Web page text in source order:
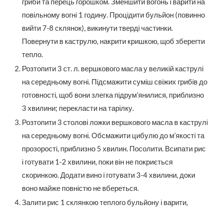
повільному вогні 1 годину. Процідити бульйон (повинно
вийти 7-8 склянок), викинути тверді частинки.
Повернути в каструлю, накрити кришкою, щоб зберегти
тепло.
Розтопити 3 ст. л. вершкового масла у великій каструлі
на середньому вогні. Підсмажити суміш свіжих грибів до
готовності, щоб вони злегка підрум’янилися, приблизно
3 хвилини; перекласти на тарілку.
Розтопити 3 столові ложки вершкового масла в каструлі
на середньому вогні. Обсмажити цибулю до м’якості та
прозорості, приблизно 5 хвилин. Посолити. Всипати рис
і готувати 1-2 хвилини, поки він не покриється
скоринкою. Додати вино і готувати 3-4 хвилини, доки
воно майже повністю не вбереться.
Залити рис 1 склянкою теплого бульйону і варити,